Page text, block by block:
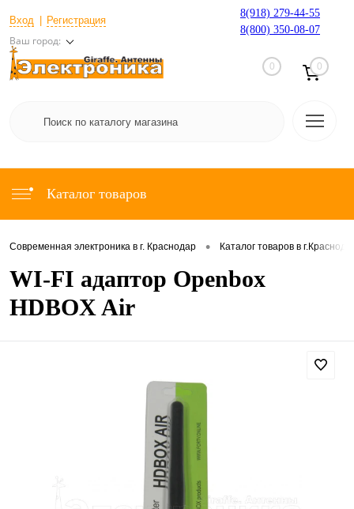
Вход Регистрация
Ваш город:
8(918) 279-44-55
8(800) 350-08-07
0 0
Каталог товаров
Современная электроника в г. Краснодар • Каталог товаров в
WI-FI адаптор Openbox
HDBOX Air